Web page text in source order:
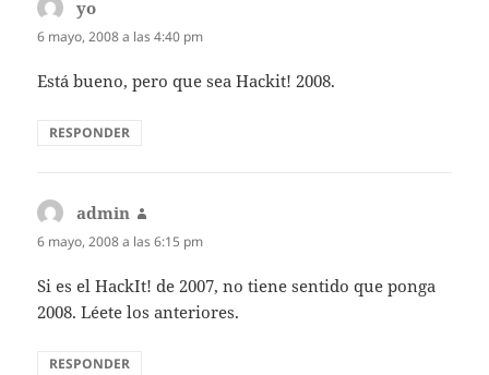
yo
6 mayo, 2008 a las 4:40 pm
Está bueno, pero que sea Hackit! 2008.
RESPONDER
admin
6 mayo, 2008 a las 6:15 pm
Si es el HackIt! de 2007, no tiene sentido que ponga
2008. Léete los anteriores.
RESPONDER